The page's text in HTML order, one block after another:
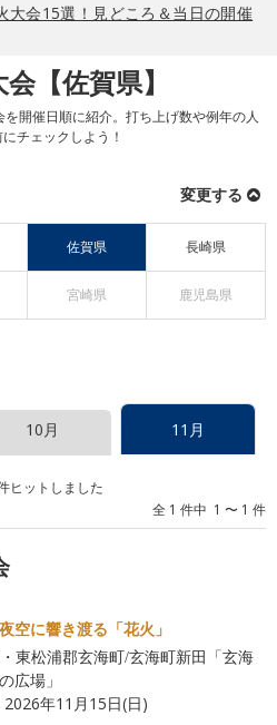
大会15選！見どころ＆当日の開催
【佐賀県】
開催日順に紹介。打ち上げ数や例年の人
チェックしよう！
変更する
佐賀県 長崎県
宮崎県 鹿児島県
10月 11月
ヒットしました
全 1 件中 1 〜 1 件
空に響き渡る「花火」
東松浦郡玄海町/玄海町新田「玄海
広場」
2026年11月15日(日)